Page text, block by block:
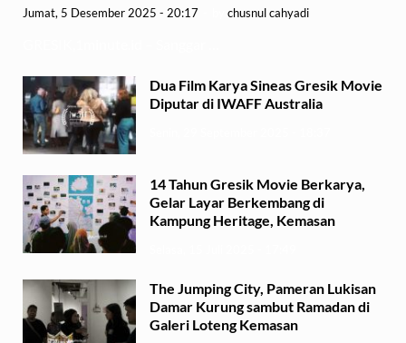
Jumat, 5 Desember 2025 - 20:17 chusnul cahyadi
Dua Film Karya Sineas Gresik Movie
Diputar di IWAFF Australia
14 Tahun Gresik Movie Berkarya,
Gelar Layar Berkembang di
Kampung Heritage, Kemasan
The Jumping City, Pameran Lukisan
Damar Kurung sambut Ramadan di
Galeri Loteng Kemasan